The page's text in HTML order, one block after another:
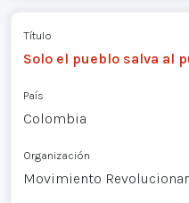
Título
Solo el pueblo salva al
País
Colombia
Organización
Movimiento